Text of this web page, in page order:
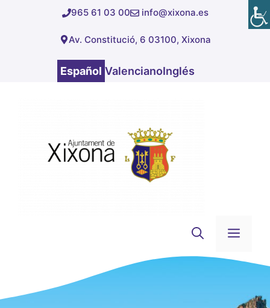
965 61 03 00 info@xixona.es
Av. Constitució, 6 03100, Xixona
Español ValencianoInglés